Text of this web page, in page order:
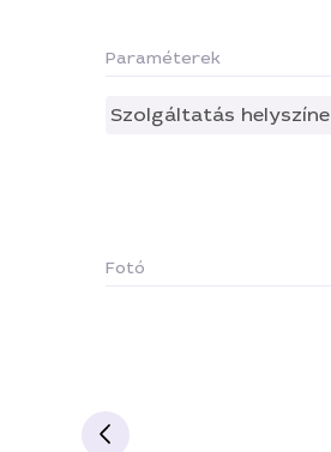
Paraméterek
Szolgáltatás helyszíne
Fotó